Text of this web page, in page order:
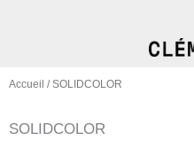
Accueil / SOLIDCOLOR
SOLIDCOLOR